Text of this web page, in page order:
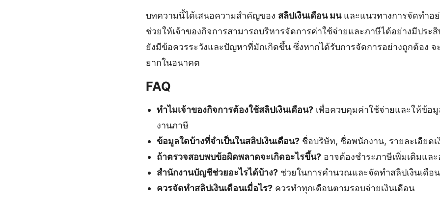
บทความนี้ได้เสนอความสำคัญของ สลิปเงินเดือน มนและแนวทางการจัดทำอ
ช่วยให้เจ้าของกิจการสามารถบริหารจัดการค่าใช้จ่ายและภาษีได้อย่างมีประ
ยังมีข้อควรระวังและปัญหาที่มักเกิดขึ้น ซึ่งหากได้รับการจัดการอย่างถูกต้อง จ
ยากในอนาคต
FAQ
ทำไมเจ้าของกิจการต้องใช้สลิปเงินเดือน?เพื่อควบคุมค่าใช้จ่ายและให้ข้อ
งานภาษี
ข้อมูลใดบ้างที่จำเป็นในสลิปเงินเดือน?ชื่อบริษัท, ชื่อพนักงาน, รายละเอียดเ
ถ้าตรวจสอบพบข้อผิดพลาดจะเกิดอะไรขึ้น?อาจต้องชำระภาษีเพิ่มเติมแล
สำนักงานบัญชีช่วยอะไรได้บ้าง?ช่วยในการคำนวณและจัดทำสลิปเงินเดือ
ควรจัดทำสลิปเงินเดือนเมื่อไร?ควรทำทุกเดือนตามรอบจ่ายเงินเดือน